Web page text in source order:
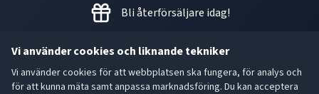
Vi använder cookies och liknande tekniker
Vi använder cookies för att webbplatsen ska fungera, för analys och
för att kunna mäta samt anpassa marknadsföring. Du kan acceptera
Bli återförsäljare idag!
Metallgatan 21 B, 262 72